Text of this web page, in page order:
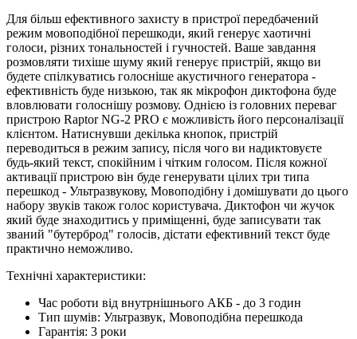
Для більш ефективного захисту в пристрої передбачений
режим мовоподібної перешкоди, який генерує хаотичні
голоси, різних тональностей і гучностей. Ваше завдання
розмовляти тихіше шуму який генерує пристрій, якщо ви
будете спілкуватись голосніше акустичного генератора -
ефективність буде низькою, так як мікрофон диктофона буде
вловлювати голоснішу розмову. Однією із головних переваг
пристрою Raptor NG-2 PRO є можливість його персоналізації
клієнтом. Натиснувши декілька кнопок, пристрій
переводиться в режим запису, після чого ви надиктовуєте
будь-який текст, спокійним і чітким голосом. Після кожної
активації пристрою він буде генерувати цілих три типа
перешкод - Ультразвукову, Мовоподібну і домішувати до цього
набору звуків також голос користувача. Диктофон чи жучок
який буде знаходитись у приміщенні, буде записувати так
званий "бутерброд" голосів, дістати ефективний текст буде
практично неможливо.
Технічні характеристики:
Час роботи від внутрнішнього АКБ - до 3 годин
Тип шумів: Ультразвук, Мовоподібна перешкода
Гарантія: 3 роки